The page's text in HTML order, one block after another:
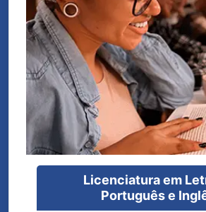
Licenciatura em
Português e